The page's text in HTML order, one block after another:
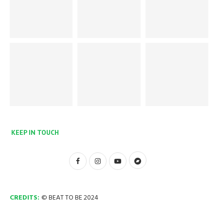
KEEP IN TOUCH
CREDITS: © BEAT TO BE 2024